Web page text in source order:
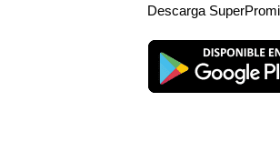
Descarga